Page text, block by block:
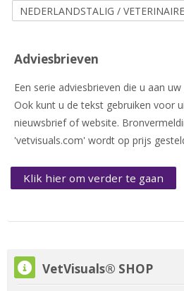
SHOP
Nederlands ‎(nl)‎
Adviesbrieven
Een serie adviesbrieven die u aan
Ook kunt u de tekst gebruiken voor
nieuwsbrief of website.
'vetvisuals.com' wordt op prijs
Klik hier om verder te gaan
VetVisuals® SHOP overslaan
VetVisuals® SHOP